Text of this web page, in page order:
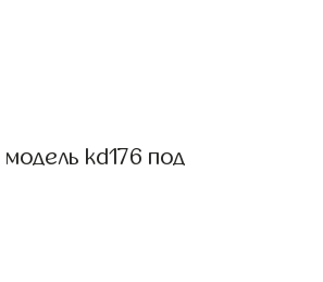
kd176 под